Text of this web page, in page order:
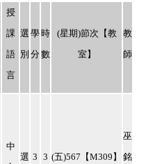
授
課
語
言
選
別
學
分
時
數
(星期)節次【教
室】
教
師
中
選 3 3 (五)567 【M309】
巫
銘